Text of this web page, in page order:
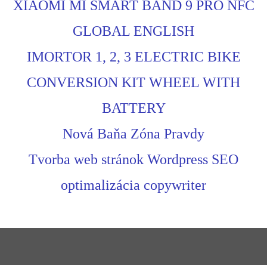
XIAOMI MI SMART BAND 9 PRO NFC
GLOBAL ENGLISH
IMORTOR 1, 2, 3 ELECTRIC BIKE
CONVERSION KIT WHEEL WITH
BATTERY
Nová Baňa Zóna Pravdy
Tvorba web stránok Wordpress SEO
optimalizácia copywriter